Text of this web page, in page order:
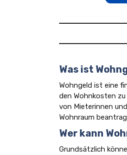
Was ist
Wohngeld ist eine
den Wohnkosten
von Mieterinnen
Wohnraum
Wer kann
Grundsätzlich